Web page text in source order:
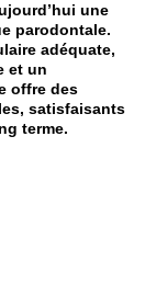
une
parodontale.
adéquate,
et un
offre des
satisfaisants
terme.